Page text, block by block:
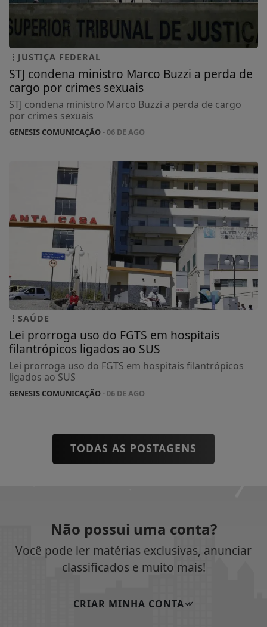
JUSTIÇA FEDERAL
STJ condena ministro Marco Buzzi a perda de
cargo por crimes sexuais
STJ condena ministro Marco Buzzi a perda de cargo
por crimes sexuais
GENESIS COMUNICAÇÃO- 06 DE AGO
SAÚDE
Lei prorroga uso do FGTS em hospitais
filantrópicos ligados ao SUS
Lei prorroga uso do FGTS em hospitais filantrópicos
ligados ao SUS
GENESIS COMUNICAÇÃO- 06 DE AGO
TODAS AS POSTAGENS
Não possui uma conta?
Você pode ler matérias exclusivas, anunciar
classificados e muito mais!
CRIAR MINHA CONTA